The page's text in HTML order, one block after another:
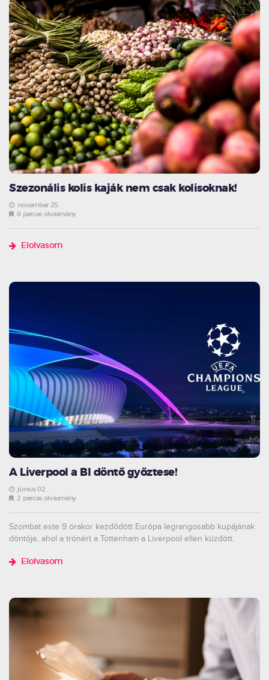
Szezonális kolis kaják nem csak kolisoknak!
november 25.
8 perces olvasmány
Elolvasom
A Liverpool a Bl döntő győztese!
június 02.
2 perces olvasmány
Szombat este 9 órakor kezdődött Európa legrangosabb kupájának
döntője, ahol a trónért a Tottenham a Liverpool ellen küzdött.
Elolvasom